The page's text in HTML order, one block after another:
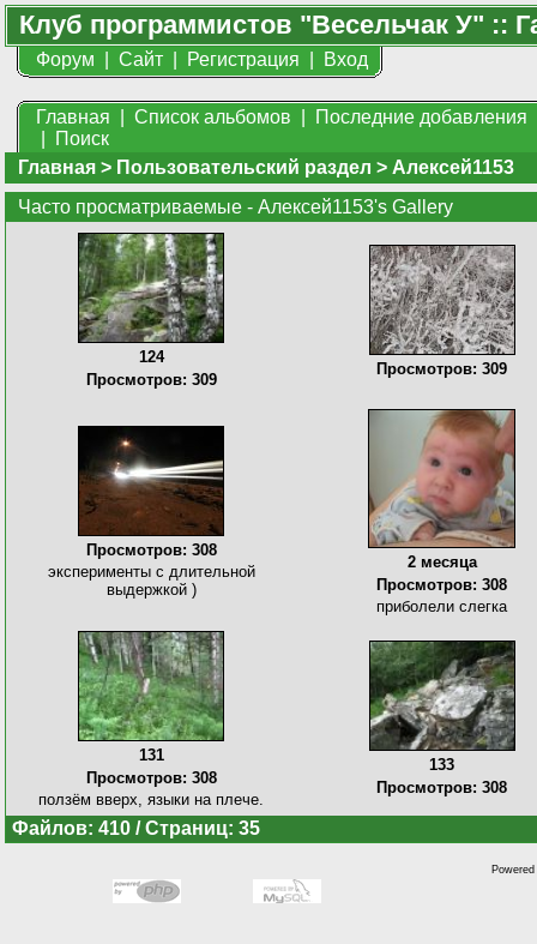
Клуб программистов "Весельчак У" ::
Форум Сайт Регистрация Вход
Главная Список альбомов Последние добавления
Поиск
Главная > Пользовательский раздел > Алексей1153
Часто просматриваемые - Алексей1153's Gallery
124
Просмотров: 309
Просмотров: 309
Просмотров: 308
эксперименты с длительной
выдержкой )
2 месяца
Просмотров: 308
приболели слегка
131
Просмотров: 308
ползём вверх, языки на плече.
133
Просмотров: 308
Файлов: 410 / Страниц: 35